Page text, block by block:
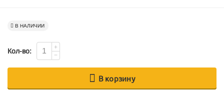
В НАЛИЧИИ
Кол-во:
+
−
В корзину